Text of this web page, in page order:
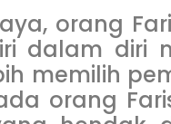
orang
dalam diri
memilih
orang